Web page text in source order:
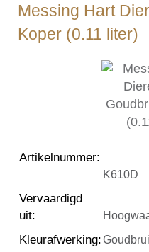
Messing Hart
Koper (0.11 liter)
Artikelnummer:
K610D
Vervaardigd
uit:
Kleurafwerking: